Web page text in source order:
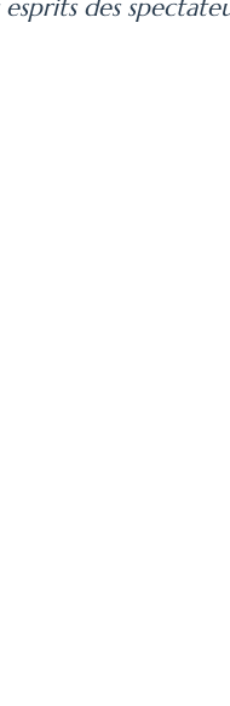
des